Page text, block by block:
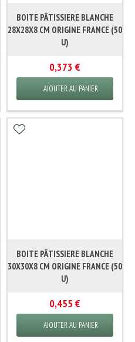
BOITE PÂTISSIERE BLANCHE
28X28X8 CM ORIGINE FRANCE (50
U)
0,373 €
AJOUTER AU PANIER
BOITE PÂTISSIERE BLANCHE
30X30X8 CM ORIGINE FRANCE (50
U)
0,455 €
AJOUTER AU PANIER